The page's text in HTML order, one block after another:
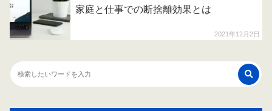
2021年12月2日
家庭と仕事での断捨離効果とは